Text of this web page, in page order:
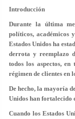
Introducción
Durante la última
políticos, académicos
Estados Unidos ha
derrota y reemplazo
todos los aspectos,
régimen de clientes en
De hecho, la mayoría
Unidos han fortalecido
Cuando los Estados